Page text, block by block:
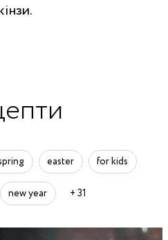
easter for kids
new year + 31